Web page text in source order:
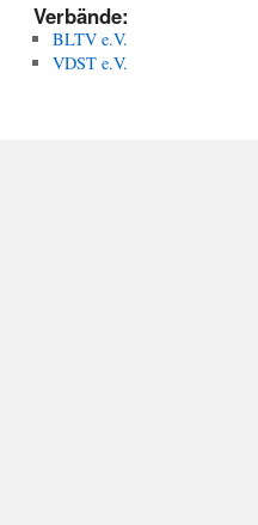
Verbände:
BLTV e.V.
VDST e.V.